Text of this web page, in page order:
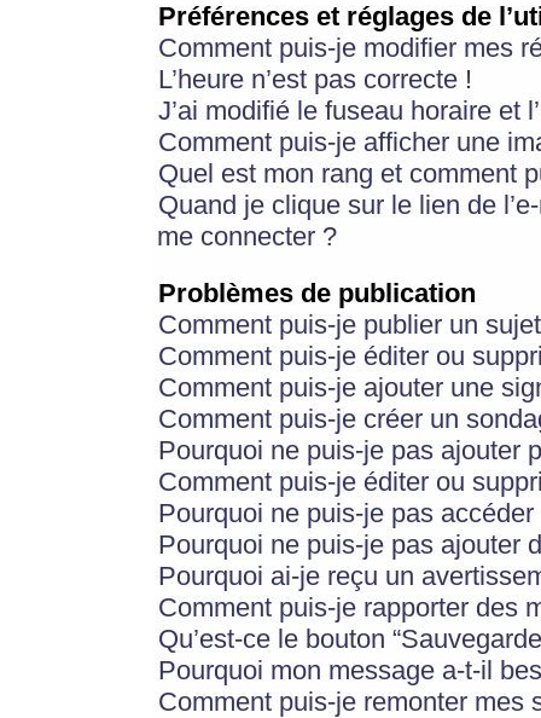
Préférences et réglages de
Comment puis-je modifier mes
L’heure n’est pas correcte !
J’ai modifié le fuseau horaire et
Comment puis-je afficher une
Quel est mon rang et comment
Quand je clique sur le lien de
me connecter ?
Problèmes de publication
Comment puis-je publier un
Comment puis-je éditer ou
Comment puis-je ajouter une
Comment puis-je créer un
Pourquoi ne puis-je pas ajouter
Comment puis-je éditer ou
Pourquoi ne puis-je pas
Pourquoi ne puis-je pas ajouter
Pourquoi ai-je reçu un
Comment puis-je rapporter des
Qu’est-ce le bouton
Pourquoi mon message a-t-il
Comment puis-je remonter mes